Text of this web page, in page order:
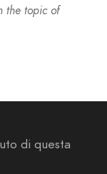
the topic of
di questa